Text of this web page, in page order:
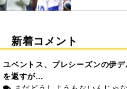
新着コメント
ユベントス、プレシーズンの伊
を返すが…